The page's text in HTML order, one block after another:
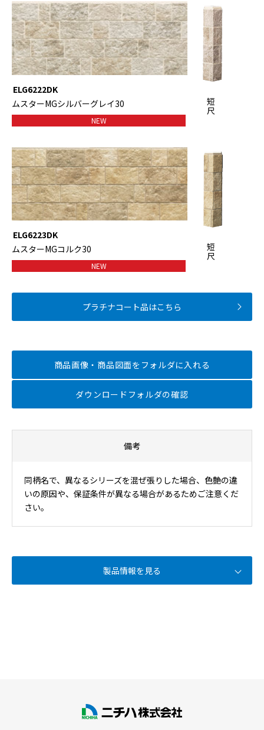
短
尺
ELG6222DK
ムスターMGシルバーグレイ30
NEW
短
尺
ELG6223DK
ムスターMGコルク30
NEW
プラチナコート品はこちら
商品画像・商品図面を フォルダに入れる
ダウンロードフォルダの確認
備考
同柄名で、異なるシリーズを混ぜ張りした場合、色艶の違
いの原因や、保証条件が異なる場合があるためご注意くだ
さい。
製品情報を見る